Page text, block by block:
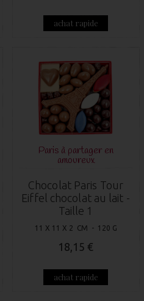
achat rapide
Paris à partager en
amoureux
Chocolat Paris Tour
Eiffel chocolat au lait -
Taille 1
11 X 11 X 2 CM - 120 G
18,15 €
achat rapide